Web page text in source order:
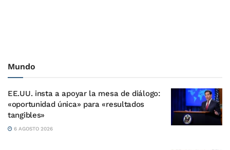
Mundo
EE.UU. insta a apoyar la mesa de diálogo:
«oportunidad única» para «resultados
tangibles»
6 AGOSTO 2026